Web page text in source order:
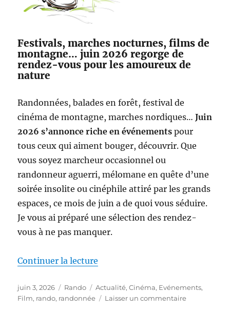
Festivals, marches nocturnes, films de
montagne… juin 2026 regorge de
rendez-vous pour les amoureux de
nature
Randonnées, balades en forêt, festival de
cinéma de montagne, marches nordiques…Juin
2026 s’annonce riche en événements pour
tous ceux qui aiment bouger, découvrir. Que
vous soyez marcheur occasionnel ou
randonneur aguerri, mélomane en quête d’une
soirée insolite ou cinéphile attiré par les grands
espaces, ce mois de juin a de quoi vous séduire.
Je vous ai préparé une sélection des rendez-
vous à ne pas manquer.
Continuer la lecture
Publié
le
juin 3, 2026 Catégories
Rando Étiquettes
Actualité,Cinéma, Evénements,
Film, rando, randonnée Laisser un commentairesur